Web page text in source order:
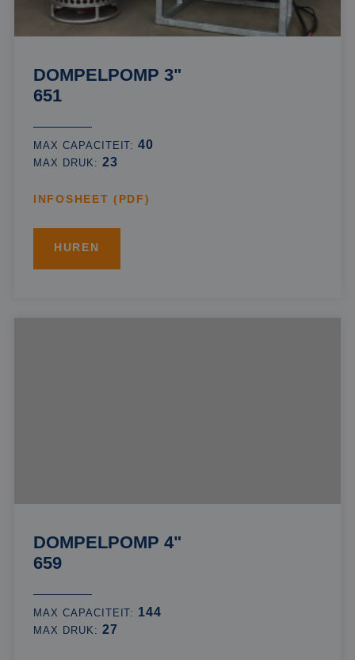
DOMPELPOMP 3"
651
MAX CAPACITEIT:40
MAX DRUK: 23
INFOSHEET (PDF)
HUREN
DOMPELPOMP 4"
659
MAX CAPACITEIT: 144
MAX DRUK: 27